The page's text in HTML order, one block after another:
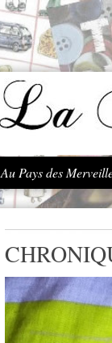
Au Pays des